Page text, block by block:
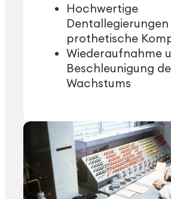
Hochwertige
Dentallegierungen
prothetische
Wiederaufnahme
Beschleunigung
Wachstums